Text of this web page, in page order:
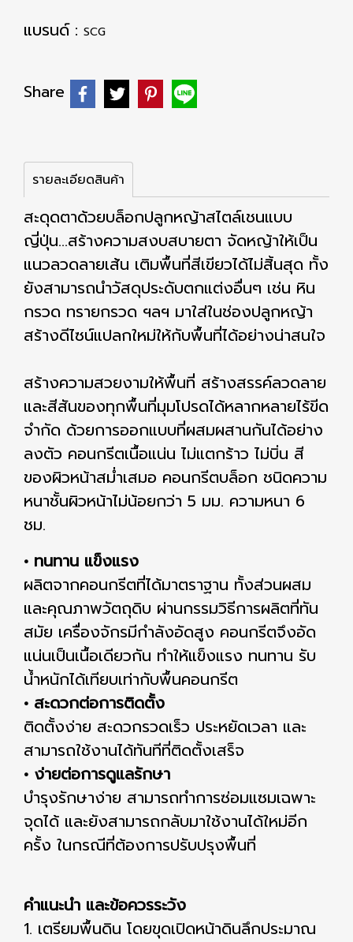
แบรนด์ : SCG
Share
รายละเอียดสินค้า
สะดุดตาด้วยบล็อกปลูกหญ้าสไตล์เชนแบบ
ญี่ปุ่น...สร้างความสงบสบายตา จัดหญ้าให้เป็น
แนวลวดลายเส้น เติมพื้นที่สีเขียวได้ไม่สิ้นสุด ทั้ง
ยังสามารถนำวัสดุประดับตกแต่งอื่นๆ เช่น หิน
กรวด ทรายกรวด ฯลฯ มาใส่ในช่องปลูกหญ้า
สร้างดีไซน์แปลกใหม่ให้กับพื้นที่ได้อย่างน่าสนใจ
สร้างความสวยงามให้พื้นที่ สร้างสรรค์ลวดลาย
และสีสันของทุกพื้นที่มุมโปรดได้หลากหลายไร้ขีด
จำกัด ด้วยการออกแบบที่ผสมผสานกันได้อย่าง
ลงตัว คอนกรีตเนื้อแน่น ไม่แตกร้าว ไม่บิ่น สี
ของผิวหน้าสม่ําเสมอ คอนกรีตบล็อก ชนิดความ
หนาชั้นผิวหน้าไม่น้อยกว่า 5 มม. ความหนา 6
ชม.
• ทนทาน แข็งแรง
ผลิตจากคอนกรีตที่ได้มาตราฐาน ทั้งส่วนผสม
และคุณภาพวัตถุดิบ ผ่านกรรมวิธีการผลิตที่ทัน
สมัย เครื่องจักรมีกําลังอัดสูง คอนกรีตจึงอัด
แน่นเป็นเนื้อเดียวกัน ทําให้แข็งแรง ทนทาน รับ
นํ้าหนักได้เทียบเท่ากับพื้นคอนกรีต
• สะดวกต่อการติดตั้ง
ติดตั้งง่าย สะดวกรวดเร็ว ประหยัดเวลา และ
สามารถใช้งานได้ทันทีที่ติดตั้งเสร็จ
• ง่ายต่อการดูแลรักษา
บํารุงรักษาง่าย สามารถทําการซ่อมแซมเฉพาะ
จุดได้ และยังสามารถกลับมาใช้งานได้ใหม่อีก
ครั้ง ในกรณีที่ต้องการปรับปรุงพื้นที่
คําแนะนํา และข้อควรระวัง
1. เตรียมพื้นดิน โดยขุดเปิดหน้าดินลึกประมาณ